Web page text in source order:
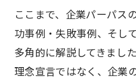
ここまで、企業パーパス
功事例・失敗事例、そし
多角的に解説してきまし
理念宣言ではなく、企業